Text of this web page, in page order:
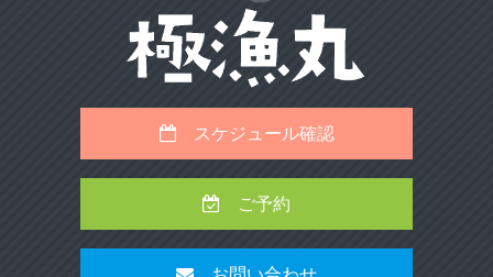
スケジュール確認
ご予約